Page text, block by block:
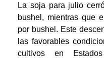
La soja para julio
bushel, mientras que
por bushel. Este
las favorables
cultivos en